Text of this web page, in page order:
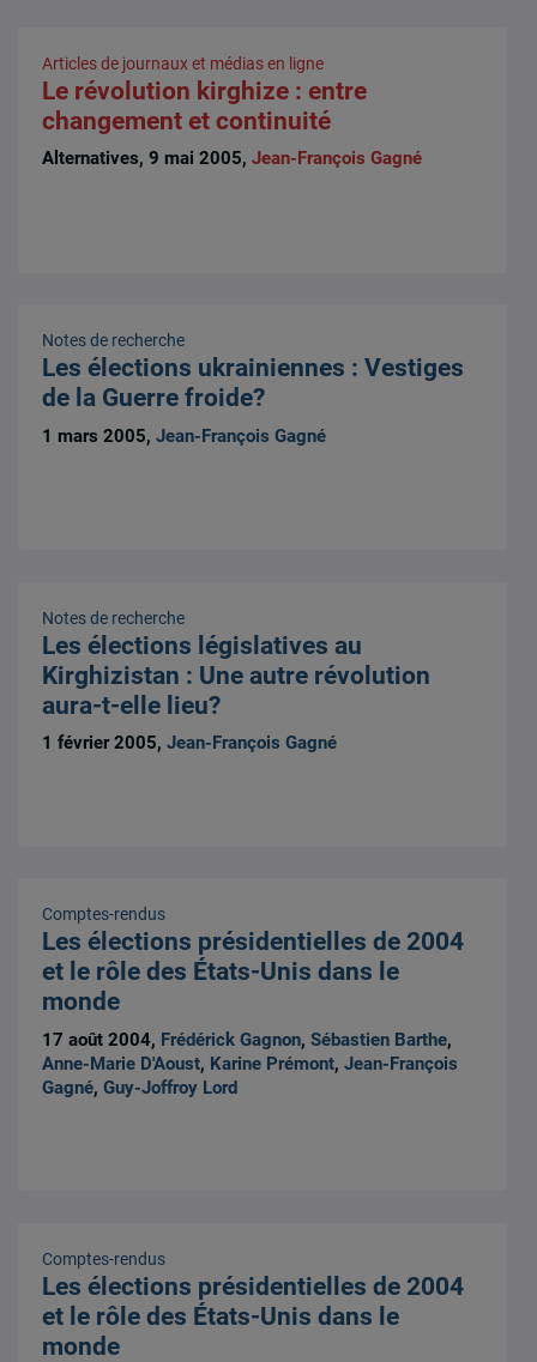
Articles de journaux et médias en ligne
Le révolution kirghize : entre
changement et continuité
Alternatives, 9 mai 2005,Jean-François Gagné
Notes de recherche
Les élections ukrainiennes : Vestiges
de la Guerre froide?
1 mars 2005,Jean-François Gagné
Notes de recherche
Les élections législatives au
Kirghizistan : Une autre révolution
aura-t-elle lieu?
1 février 2005,Jean-François Gagné
Comptes-rendus
Les élections présidentielles de 2004
et le rôle des États-Unis dans le
monde
17 août 2004, Frédérick Gagnon,Sébastien Barthe,
Anne-Marie D'Aoust, Karine Prémont,Jean-François
Gagné,Guy-Joffroy Lord
Comptes-rendus
Les élections présidentielles de 2004
et le rôle des États-Unis dans le
monde